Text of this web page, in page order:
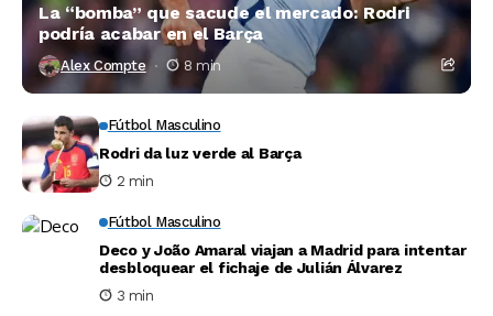
La “bomba” que sacude el mercado: Rodri
podría acabar en el Barça
Alex Compte 8 min
Fútbol Masculino
Rodri da luz verde al Barça
2 min
Fútbol Masculino
Deco y João Amaral viajan a Madrid para intentar
desbloquear el fichaje de Julián Álvarez
3 min